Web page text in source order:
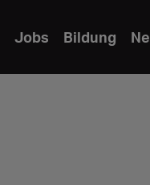
Jobs Bildung